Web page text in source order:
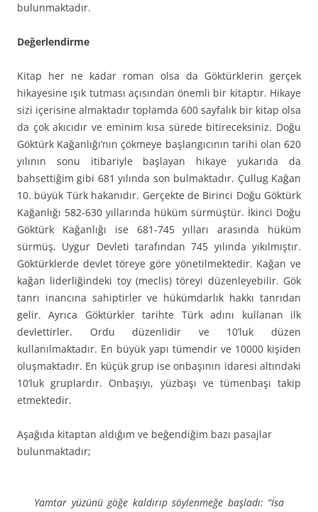
bulunmaktadır.
Değerlendirme
Kitap her ne kadar roman olsa da Göktürklerin gerçek
hikayesine ışık tutması açısından önemli bir kitaptır. Hikaye
sizi içerisine almaktadır toplamda 600 sayfalık bir kitap olsa
da çok akıcıdır ve eminim kısa sürede bitireceksiniz. Doğu
Göktürk Kağanlığı’nın çökmeye başlangıcının tarihi olan 620
yılının sonu itibariyle başlayan hikaye yukarıda da
bahsettiğim gibi 681 yılında son bulmaktadır. Çullug Kağan
10. büyük Türk hakanıdır. Gerçekte de Birinci Doğu Göktürk
Kağanlığı 582-630 yıllarında hüküm sürmüştür. İkinci Doğu
Göktürk Kağanlığı ise 681-745 yılları arasında hüküm
sürmüş, Uygur Devleti tarafından 745 yılında yıkılmıştır.
Göktürklerde devlet töreye göre yönetilmektedir. Kağan ve
kağan liderliğindeki toy (meclis) töreyi düzenleyebilir. Gök
tanrı inancına sahiptirler ve hükümdarlık hakkı tanrıdan
gelir. Ayrıca Göktürkler tarihte Türk adını kullanan ilk
devlettirler. Ordu düzenlidir ve 10’luk düzen
kullanılmaktadır. En büyük yapı tümendir ve 10000 kişiden
oluşmaktadır. En küçük grup ise onbaşının idaresi altındaki
10’luk gruplardır. Onbaşıyı, yüzbaşı ve tümenbaşı takip
etmektedir.
Aşağıda kitaptan aldığım ve beğendiğim bazı pasajlar
bulunmaktadır;
Yamtar yüzünü göğe kaldırıp söylenmeğe başladı: “İsa